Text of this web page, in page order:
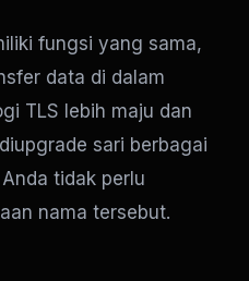
fungsi yang sama,
data di dalam
TLS lebih maju dan
sari berbagai
tidak perlu
nama tersebut.